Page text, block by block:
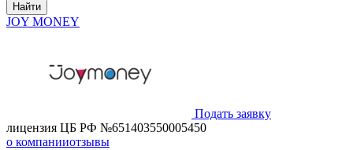
Найти
JOY MONEY
Подать заявку
лицензия ЦБ РФ №651403550005450
о компанииотзывы